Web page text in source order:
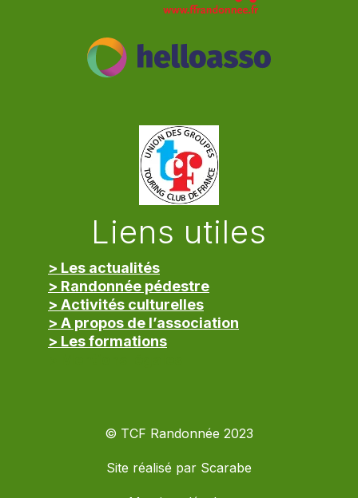
Liens utiles
> Les actualités
> Randonnée pédestre
> Activités culturelles
> A propos de l’association
> Les formations
© TCF Randonnée 2023
Site réalisé par Scarabe